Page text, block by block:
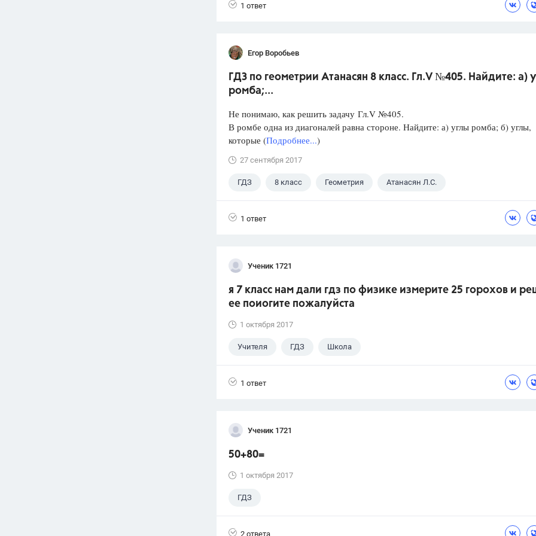
1 ответ
Егор Воробьев
ГДЗ по геометрии Атанасян 8 класс. Гл.V №405. Найдите: а)
ромба;...
Не понимаю, как решить задачу Гл.V №405.
В ромбе одна из диагоналей равна стороне. Найдите: а) углы ромба; б) углы,
которые (Подробнее...)
27 сентября 2017
ГДЗ 8 класс Геометрия Атанасян Л.С.
1 ответ
Ученик 1721
я 7 класс нам дали гдз по физике измерите 25 горохов и
ее поиогите пожалуйста
1 октября 2017
Учителя ГДЗ Школа
1 ответ
Ученик 1721
50+80=
1 октября 2017
ГДЗ
2 ответа